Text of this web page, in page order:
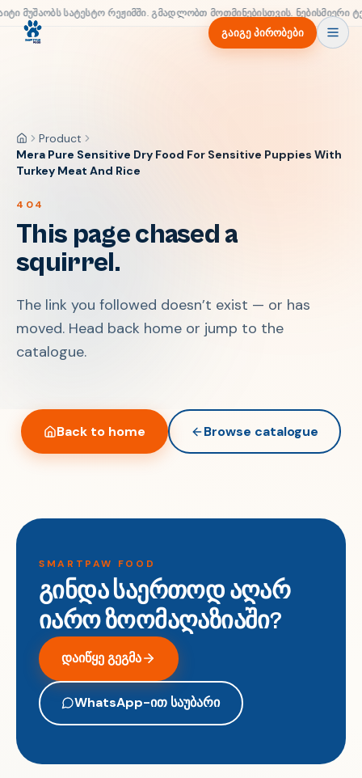
მუშაობს სატესტო რეჟიმში. გმადლობთ მოთმინებისთვის. ნებისმიერი
გაიგე პირობები
მთავარიProduct
Mera Pure Sensitive Dry Food For Sensitive Puppies With
Turkey Meat And Rice
404
This page chased a
squirrel.
The link you followed doesn’t exist — or has
moved. Head back home or jump to the
catalogue.
Back to home Browse catalogue
SMARTPAW FOOD
გინდა საერთოდ აღარ
იარო ზოომაღაზიაში?
დაიწყე გეგმა
WhatsApp-ით საუბარი